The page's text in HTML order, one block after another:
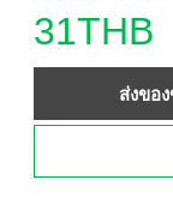
31THB
ส่งขอ